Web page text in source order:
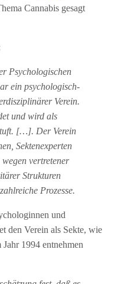
Cannabis gesagt
Psychologischen
ein psychologisch-
Verein.
und wird als
[…]. Der Verein
Sektenexperten
vertretener
Strukturen
Prozesse.
und
den Verein als Sekte, wie
Jahr 1994 entnehmen